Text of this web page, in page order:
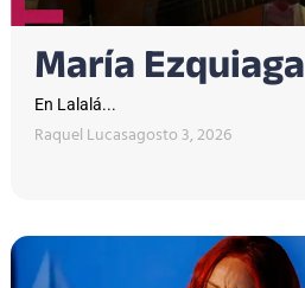
María Ezquiaga
En Lalalá...
Raquel Lucasagosto 3, 2026